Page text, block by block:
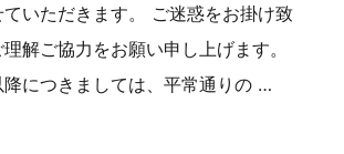
いただきます。 ご迷惑をお掛け致
解ご協力をお願い申し上げます。
降につきましては、平常通りの …